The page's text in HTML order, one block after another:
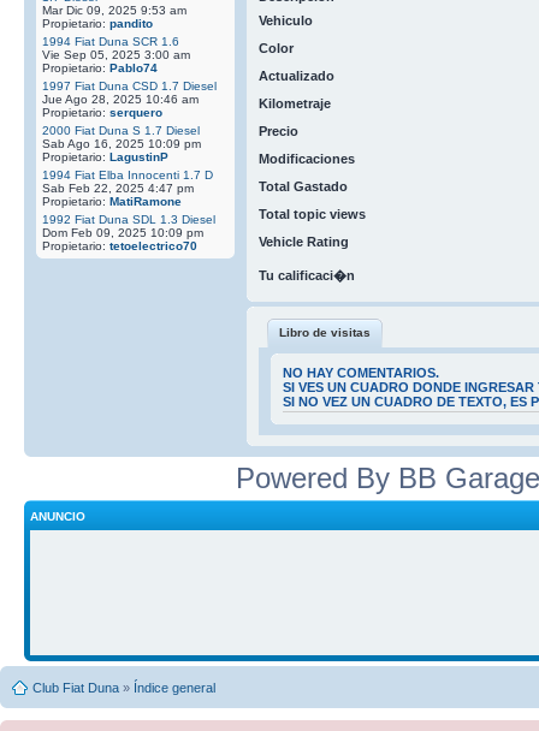
Mar Dic 09, 2025 9:53 am
Propietario: pandito
1994 Fiat Duna SCR 1.6
Vie Sep 05, 2025 3:00 am
Propietario: Pablo74
1997 Fiat Duna CSD 1.7 Diesel
Jue Ago 28, 2025 10:46 am
Propietario: serquero
2000 Fiat Duna S 1.7 Diesel
Sab Ago 16, 2025 10:09 pm
Propietario: LagustinP
1994 Fiat Elba Innocenti 1.7 D
Sab Feb 22, 2025 4:47 pm
Propietario: MatiRamone
1992 Fiat Duna SDL 1.3 Diesel
Dom Feb 09, 2025 10:09 pm
Propietario: tetoelectrico70
Vehiculo
Color
Actualizado
Kilometraje
Precio
Modificaciones
Total Gastado
Total topic views
Vehicle Rating
Tu calificaci�n
Libro de visitas
NO HAY COMENTARIOS.
SI VES UN CUADRO DONDE
SI NO VEZ UN CUADRO DE TEXTO, ES
Powered By BB
ANUNCIO
Club Fiat Duna » Índice general